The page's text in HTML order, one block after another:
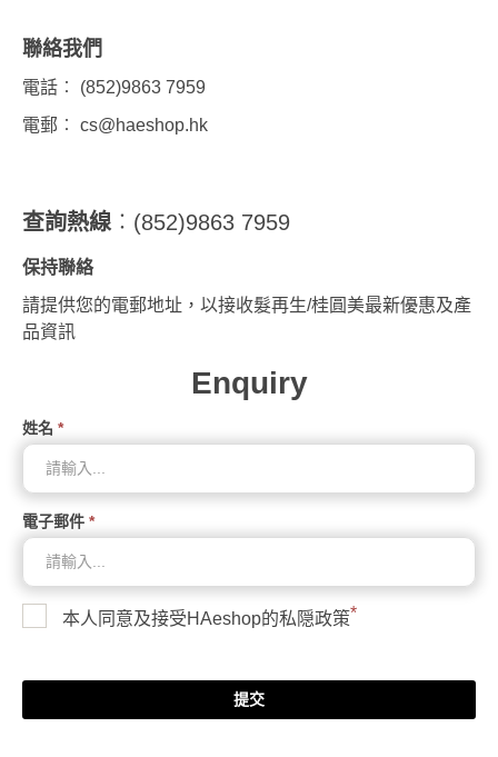
聯絡我們
電話︰ (852)9863 7959
電郵︰ cs@haeshop.hk
查詢熱線 ︰(852)9863 7959
保持聯絡
請提供您的電郵地址，以接收髮再生/桂圓美最新優惠及產
品資訊
Enquiry
姓名 *
電子郵件 *
本人同意及接受HAeshop的私隠政策*
提交